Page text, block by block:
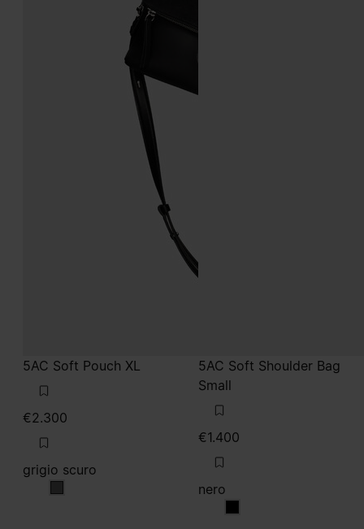
5AC Soft Pouch XL
€2.300
grigio scuro
grigio scuro
5AC Soft Shoulder Bag
Small
€1.400
nero
nero